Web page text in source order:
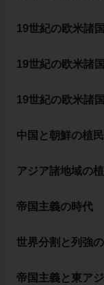
19世紀の欧米諸
19世紀の欧米
19世紀の欧米諸
中国と朝鮮の植
アジア諸地域の
帝国主義の時代
世界分割と列強
帝国主義と東ア